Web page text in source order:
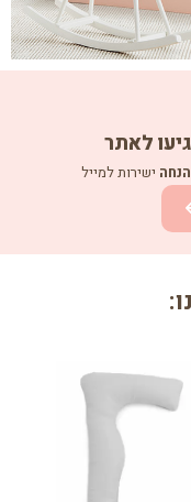
- כרית לי |
ישירות למייל